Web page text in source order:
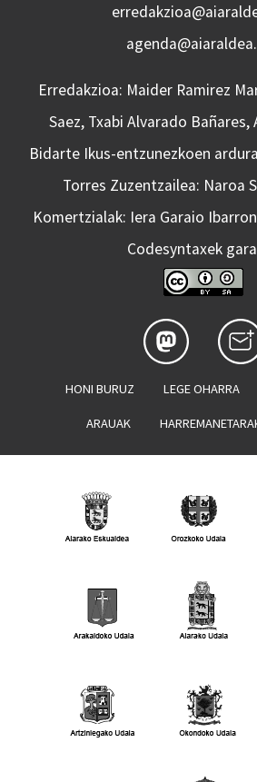
Erredakzioa: Maider Ramirez
Saez, Txabi Alvarado Bañares,
Bidarte Ikus-entzunezkoen
Torres Zuzentzailea: Naroa
Komertzialak: Iera Garaio
Codesyntaxek
HONI BURUZ LEGE OHARRA
ARAUAK